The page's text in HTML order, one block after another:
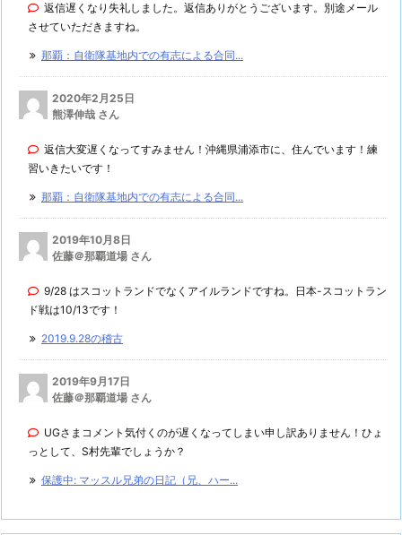
返信遅くなり失礼しました。返信ありがとうございます。別途メール
させていただきますね。
那覇：自衛隊基地内での有志による合同...
2020年2月25日
熊澤伸哉 さん
返信大変遅くなってすみません！沖縄県浦添市に、住んでいます！練
習いきたいです！
那覇：自衛隊基地内での有志による合同...
2019年10月8日
佐藤＠那覇道場 さん
9/28 はスコットランドでなくアイルランドですね。日本-スコットラン
ド戦は10/13です！
2019.9.28の稽古
2019年9月17日
佐藤＠那覇道場 さん
UGさまコメント気付くのが遅くなってしまい申し訳ありません！ひょ
っとして、S村先輩でしょうか？
保護中: マッスル兄弟の日記（兄、ハー...